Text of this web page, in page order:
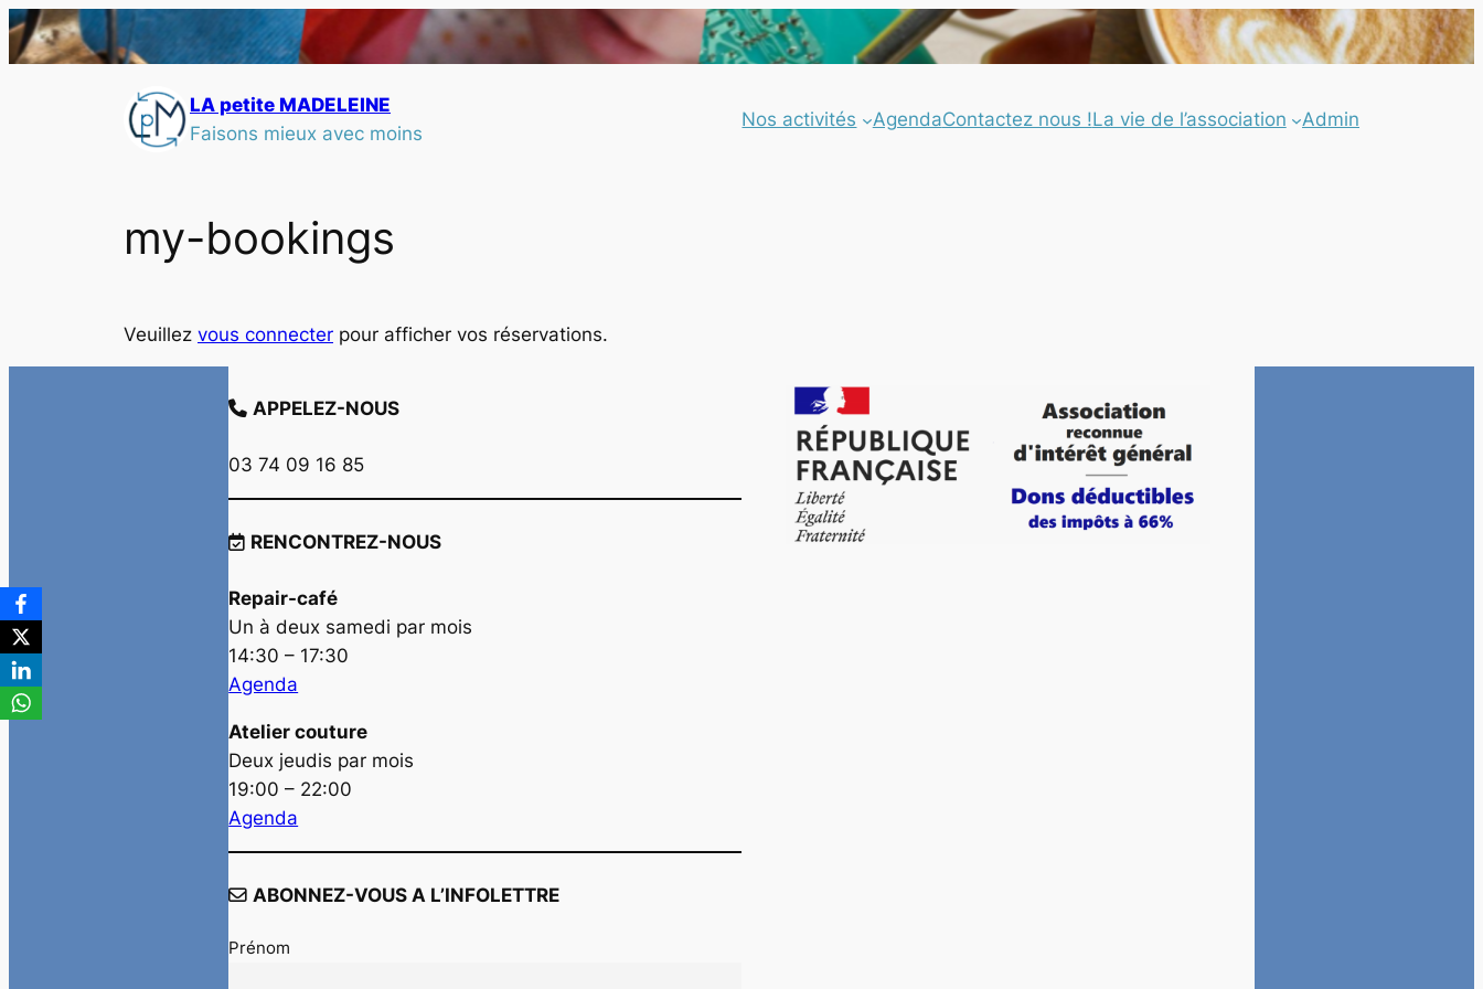
LA petite MADELEINE
Faisons mieux avec moins
Nos activités AgendaContactez nous !La vie de l’association Admin
my-bookings
Veuillez vous connecter pour afficher vos réservations.
APPELEZ-NOUS
03 74 09 16 85
RENCONTREZ-NOUS
Repair-café
Un à deux samedi par mois
14:30 – 17:30
Agenda
Atelier couture
Deux jeudis par mois
19:00 – 22:00
Agenda
ABONNEZ-VOUS A L’INFOLETTRE
Prénom